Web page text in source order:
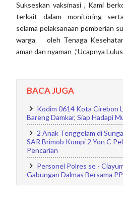
Sukseskan vaksinasi , Kami
terkait dalam monitoring
selama pelaksanaan pemberian
warga oleh Tenaga
aman dan nyaman ,”Ucapnya
BACA JUGA
Kodim 0614 Kota Cirebon
Bareng Damkar, Siap Hadapi
2 Anak Tenggelam di
SAR Brimob Kompi 2 Yon C
Pencarian
Personel Polres se -
Gabungan Dalmas Bersama